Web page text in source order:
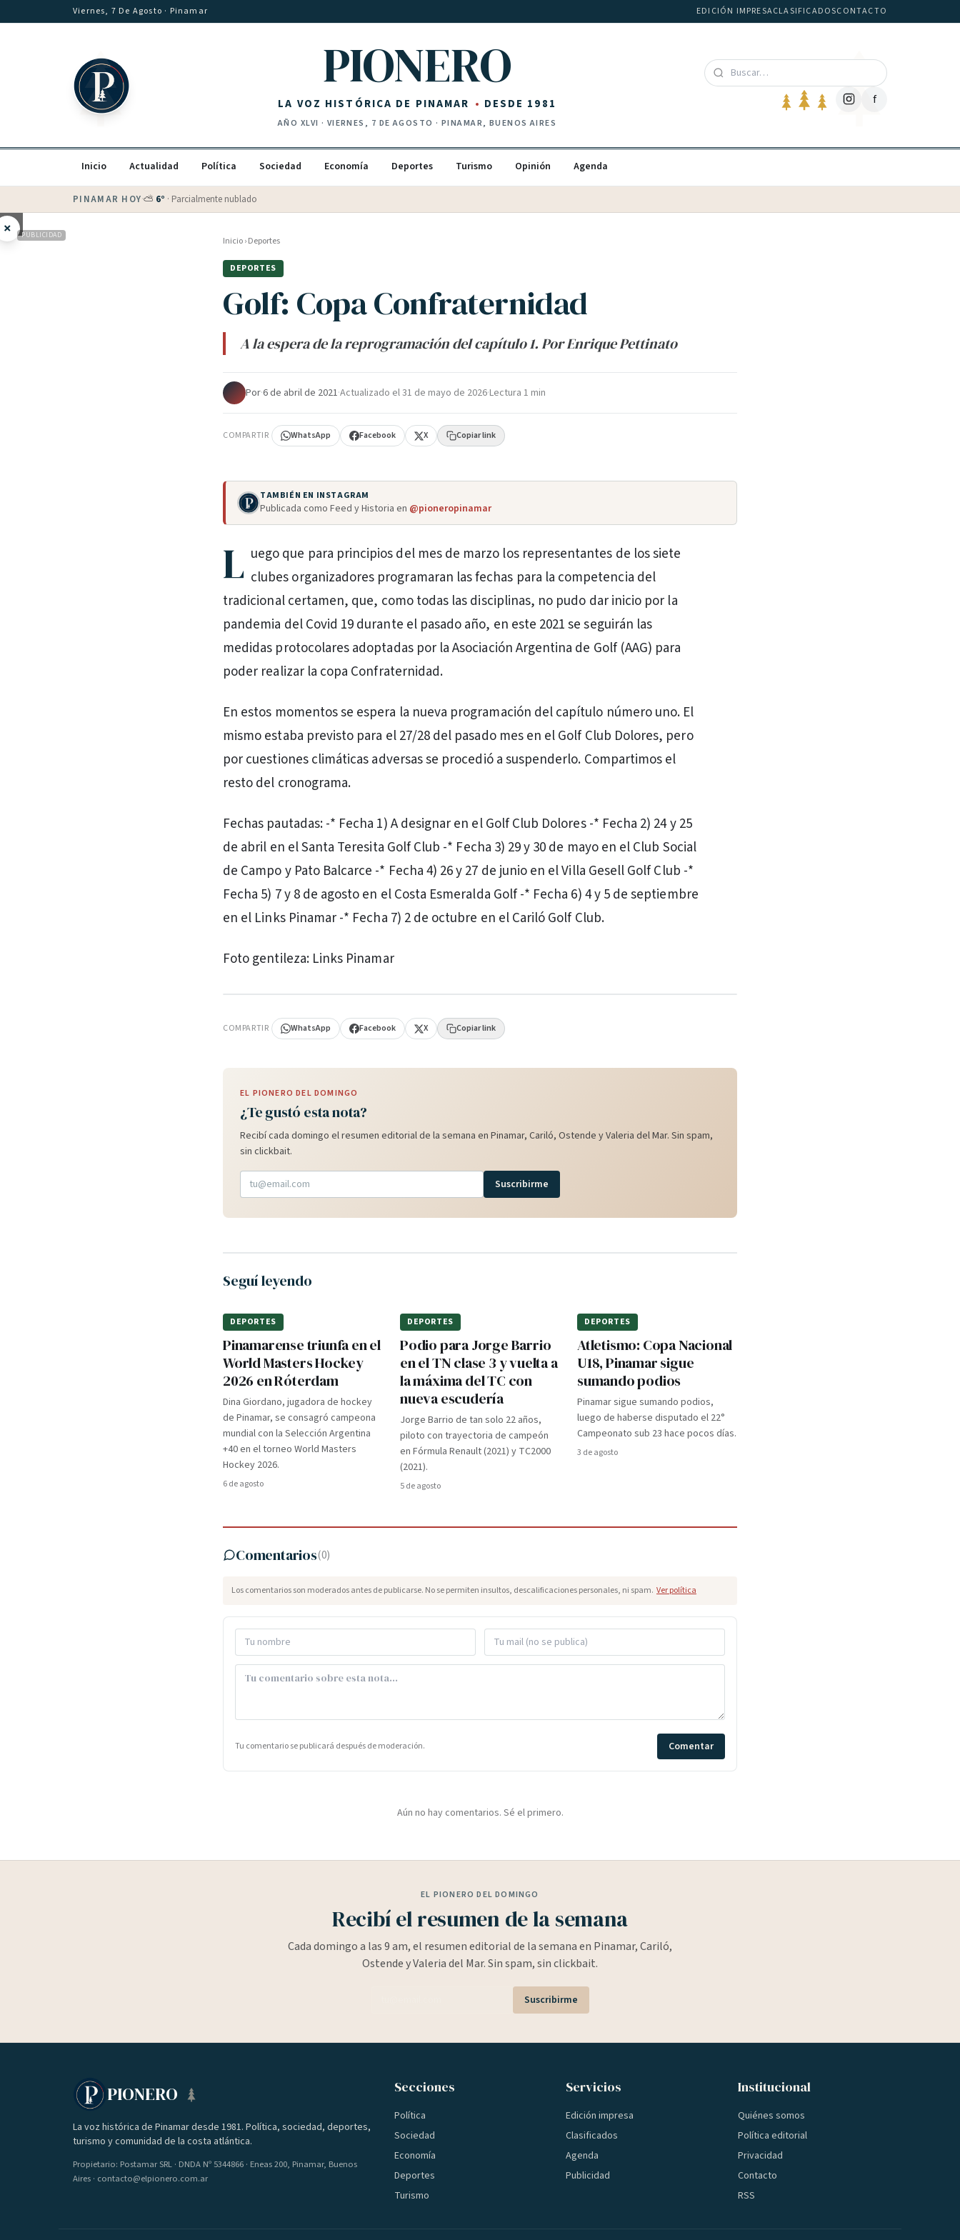
Saltar al contenidoViernes, 7 De Agosto · Pinamar EDICIÓN IMPRESACLASIFICADOSCONTACTO
PIONERO
LA VOZ HISTÓRICA DE PINAMAR DESDE 1981
AÑO XLVI · VIERNES, 7 DE AGOSTO · PINAMAR, BUENOS AIRES
f
Inicio Actualidad Política Sociedad Economía Deportes Turismo Opinión Agenda
PINAMAR HOY·💵 Dólar blue$1530 · oficial $
× PUBLICIDAD Inicio›Deportes
DEPORTES
Golf: Copa Confraternidad
A la espera de la reprogramación del capítulo 1. Por Enrique Pettinato
Por·6 de abril de 2021·Actualizado el31 de mayo de 2026·Lectura 1 min
COMPARTIR WhatsApp Facebook X Copiar link
TAMBIÉN EN INSTAGRAM
Publicada como Feed y Historia en @pioneropinamar
L uego que para principios del mes de marzo los representantes de los siete
clubes organizadores programaran las fechas para la competencia del
tradicional certamen, que, como todas las disciplinas, no pudo dar inicio por la
pandemia del Covid 19 durante el pasado año, en este 2021 se seguirán las
medidas protocolares adoptadas por la Asociación Argentina de Golf (AAG) para
poder realizar la copa Confraternidad.
En estos momentos se espera la nueva programación del capítulo número uno. El
mismo estaba previsto para el 27/28 del pasado mes en el Golf Club Dolores, pero
por cuestiones climáticas adversas se procedió a suspenderlo. Compartimos el
resto del cronograma.
Fechas pautadas: -* Fecha 1) A designar en el Golf Club Dolores -* Fecha 2) 24 y 25
de abril en el Santa Teresita Golf Club -* Fecha 3) 29 y 30 de mayo en el Club Social
de Campo y Pato Balcarce -* Fecha 4) 26 y 27 de junio en el Villa Gesell Golf Club -*
Fecha 5) 7 y 8 de agosto en el Costa Esmeralda Golf -* Fecha 6) 4 y 5 de septiembre
en el Links Pinamar -* Fecha 7) 2 de octubre en el Cariló Golf Club.
Foto gentileza: Links Pinamar
COMPARTIR WhatsApp Facebook X Copiar link
EL PIONERO DEL DOMINGO
¿Te gustó esta nota?
Recibí cada domingo el resumen editorial de la semana en Pinamar, Cariló, Ostende y Valeria del Mar. Sin spam,
sin clickbait.
Suscribirme
Seguí leyendo
DEPORTES
Pinamarense triunfa en el
World Masters Hockey
2026 en Róterdam
Dina Giordano, jugadora de hockey
de Pinamar, se consagró campeona
mundial con la Selección Argentina
+40 en el torneo World Masters
Hockey 2026.
6 de agosto
DEPORTES
Podio para Jorge Barrio
en el TN clase 3 y vuelta a
la máxima del TC con
nueva escudería
Jorge Barrio de tan solo 22 años,
piloto con trayectoria de campeón
en Fórmula Renault (2021) y TC2000
(2021).
5 de agosto
DEPORTES
Atletismo: Copa Nacional
U18, Pinamar sigue
sumando podios
Pinamar sigue sumando podios,
luego de haberse disputado el 22°
Campeonato sub 23 hace pocos días.
3 de agosto
Comentarios(0)
Los comentarios son moderados antes de publicarse. No se permiten insultos, descalificaciones personales, ni spam. Ver política
Tu comentario se publicará después de moderación. Comentar
Aún no hay comentarios. Sé el primero.
EL PIONERO DEL DOMINGO
Recibí el resumen de la semana
Cada domingo a las 9 am, el resumen editorial de la semana en Pinamar, Cariló,
Ostende y Valeria del Mar. Sin spam, sin clickbait.
Suscribirme
PIONERO
La voz histórica de Pinamar desde 1981. Política, sociedad, deportes,
turismo y comunidad de la costa atlántica.
Propietario: Postamar SRL · DNDA Nº 5344866 · Eneas 200, Pinamar, Buenos
Aires · contacto@elpionero.com.ar
Secciones
Política
Sociedad
Economía
Deportes
Turismo
Servicios
Edición impresa
Clasificados
Agenda
Publicidad
Institucional
Quiénes somos
Política editorial
Privacidad
Contacto
RSS